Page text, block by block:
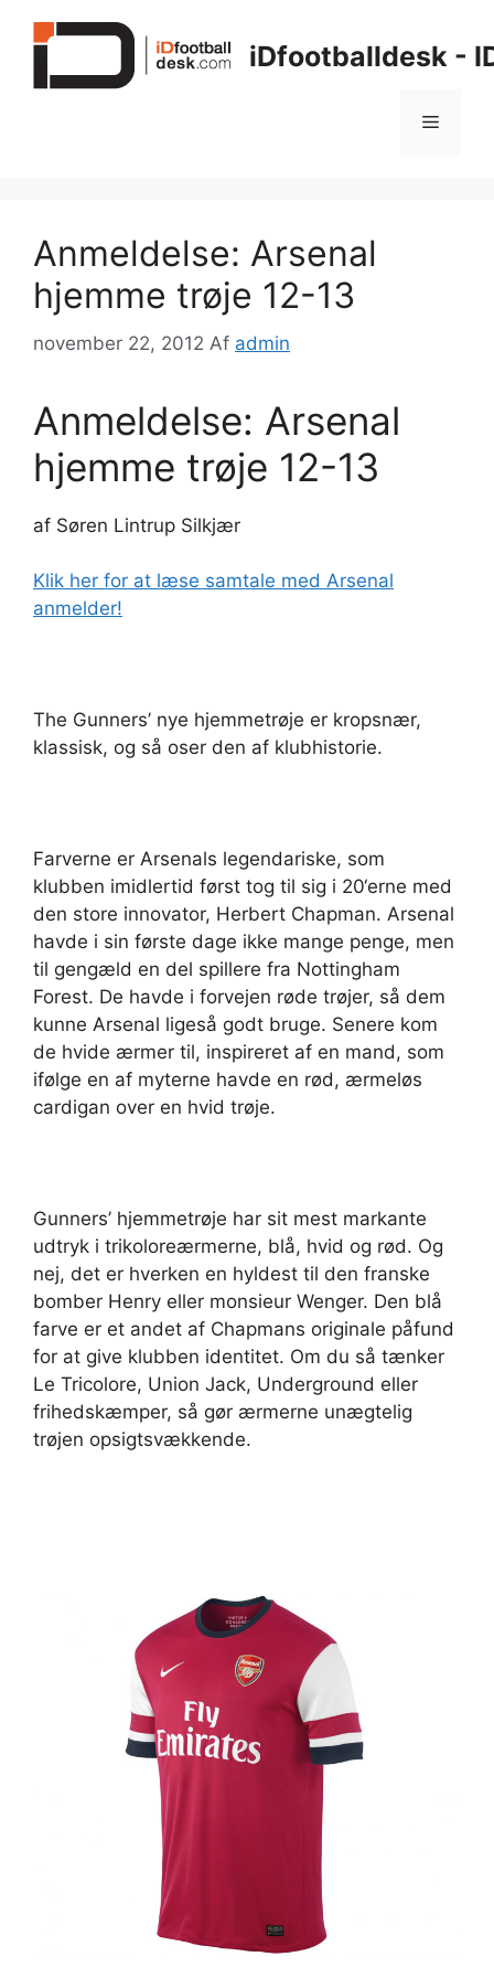
iDfootballdesk -
Menu
Anmeldelse: Arsenal
hjemme trøje 12-13
november 22, 2012 Af admin
Anmeldelse: Arsenal
hjemme trøje 12-13
af Søren Lintrup Silkjær
Klik her for at læse samtale med Arsenal
anmelder!
The Gunners’ nye hjemmetrøje er kropsnær,
klassisk, og så oser den af klubhistorie.
Farverne er Arsenals legendariske, som
klubben imidlertid først tog til sig i 20‘erne med
den store innovator, Herbert Chapman. Arsenal
havde i sin første dage ikke mange penge, men
til gengæld en del spillere fra Nottingham
Forest. De havde i forvejen røde trøjer, så dem
kunne Arsenal ligeså godt bruge. Senere kom
de hvide ærmer til, inspireret af en mand, som
ifølge en af myterne havde en rød, ærmeløs
cardigan over en hvid trøje.
Gunners’ hjemmetrøje har sit mest markante
udtryk i trikoloreærmerne, blå, hvid og rød. Og
nej, det er hverken en hyldest til den franske
bomber Henry eller monsieur Wenger. Den blå
farve er et andet af Chapmans originale påfund
for at give klubben identitet. Om du så tænker
Le Tricolore, Union Jack, Underground eller
frihedskæmper, så gør ærmerne unægtelig
trøjen opsigtsvækkende.